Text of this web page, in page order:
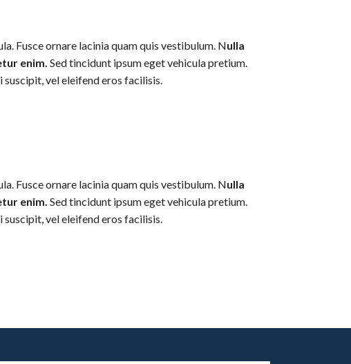
Fusce ornare lacinia quam quis vestibulum. Nulla
enim. Sed tincidunt ipsum eget vehicula pretium.
vel eleifend eros facilisis.
Fusce ornare lacinia quam quis vestibulum. Nulla
enim. Sed tincidunt ipsum eget vehicula pretium.
vel eleifend eros facilisis.